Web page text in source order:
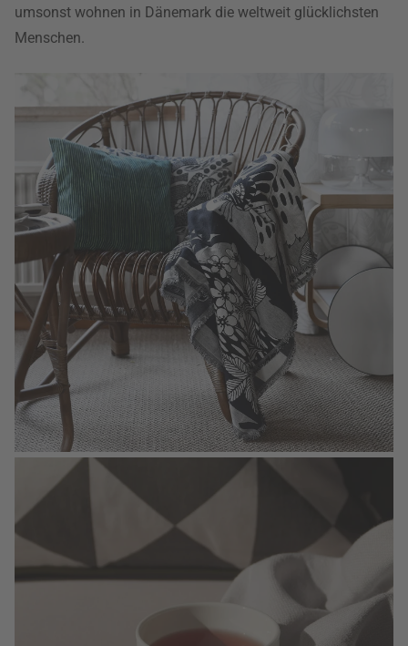
umsonst wohnen in Dänemark die weltweit glücklichsten
Menschen.